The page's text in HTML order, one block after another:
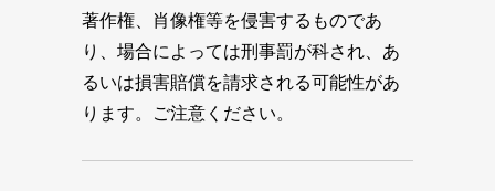
著作権、肖像権等を侵害するものであ
り、場合によっては刑事罰が科され、あ
るいは損害賠償を請求される可能性があ
ります。ご注意ください。